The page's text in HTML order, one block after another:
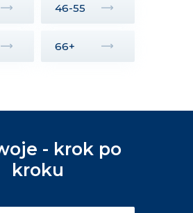
46-55
66+
- krok po
kroku